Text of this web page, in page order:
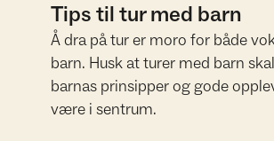
Tips til tur med barn
Å dra på tur er moro for både
barn. Husk at turer med barn
barnas prinsipper og gode
være i sentrum.